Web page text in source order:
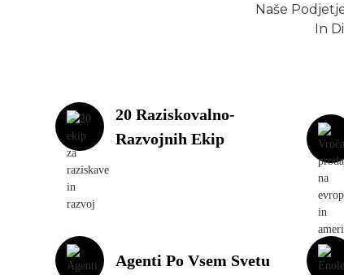
Naše
In
20 Raziskovalno-
Razvojnih Ekip
Agenti Po Vsem Svetu